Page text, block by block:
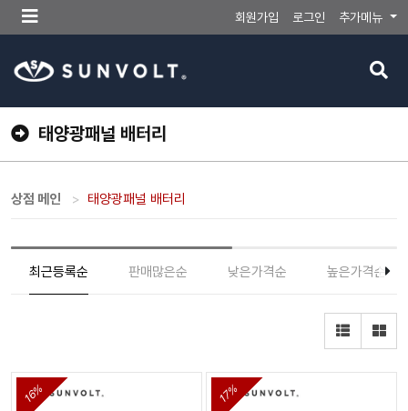
메
뉴
튼
회원가입 로그인 추가메뉴
검
버
태양광패널 배터리
상점 메인 태양광패널 배터리
최근등록순 판매많은순 낮은가격순 높은가격순
16% 17%